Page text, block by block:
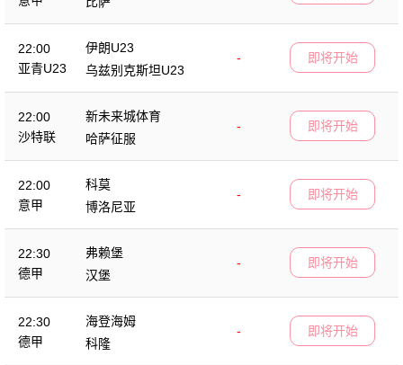
22:00
亚青U23
伊朗U23
-
乌兹别克斯坦U23
即将开始
22:00
沙特联
新未来城体育
-
哈萨征服
即将开始
22:00
意甲
科莫
-
博洛尼亚
即将开始
22:30
德甲
弗赖堡
-
汉堡
即将开始
22:30
德甲
海登海姆
-
科隆
即将开始